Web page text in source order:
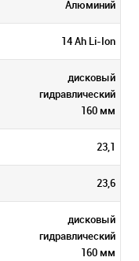
Алюминий
14 Ah Li-Ion
дисковый
гидравлический
160 мм
23,1
23,6
дисковый
гидравлический
160 мм